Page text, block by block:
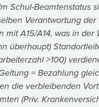
Schul-Beamtenstatus
Verantwortung der
mit A15/A14, was in der
überhaupt)
>100)
= Bezahlung
die verbleibenden
(Priv.